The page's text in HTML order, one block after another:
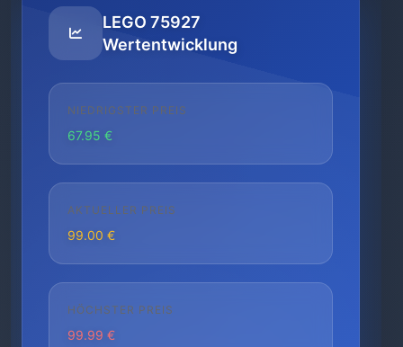
LEGO 75927
Wertentwicklung
NIEDRIGSTER PREIS
67.95 €
AKTUELLER PREIS
99.00 €
HÖCHSTER PREIS
99.99 €